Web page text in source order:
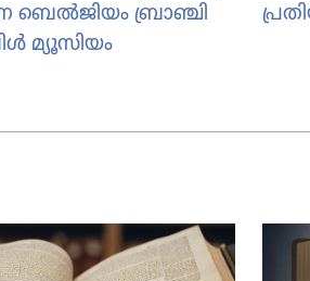
ബെൽജി​യം ബ്രാഞ്ചി​
മ്യൂസി​യം